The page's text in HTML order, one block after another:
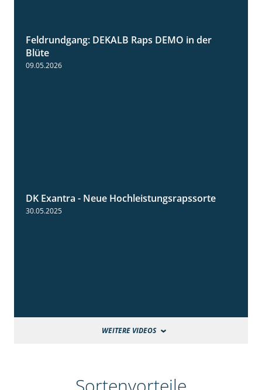
2:37
Feldrundgang: DEKALB Raps DEMO in der
Blüte
09.05.2026
2:15
DK Exantra - Neue Hochleistungsrapssorte
30.05.2025
WEITERE VIDEOS